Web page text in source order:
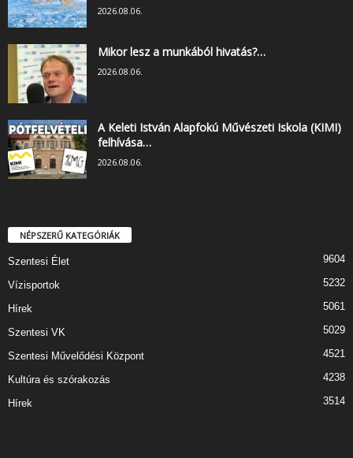
2026.08.06.
Mikor lesz a munkából hivatás?…
2026.08.06.
A Keleti István Alapfokú Művészeti Iskola (KIMI)
felhívása…
2026.08.06.
NÉPSZERŰ KATEGÓRIÁK
Szentesi Élet 9604
Vízisportok 5232
Hírek 5061
Szentesi VK 5029
Szentesi Művelődési Központ 4521
Kultúra és szórakozás 4238
Hírek 3514